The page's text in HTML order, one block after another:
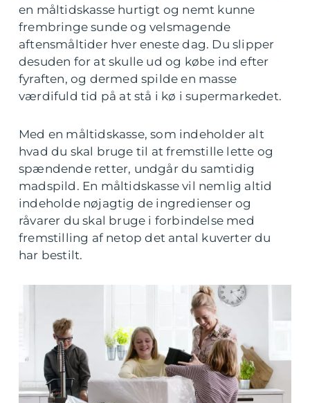
en måltidskasse hurtigt og nemt kunne
frembringe sunde og velsmagende
aftensmåltider hver eneste dag. Du slipper
desuden for at skulle ud og købe ind efter
fyraften, og dermed spilde en masse
værdifuld tid på at stå i kø i supermarkedet.
Med en måltidskasse, som indeholder alt
hvad du skal bruge til at fremstille lette og
spændende retter, undgår du samtidig
madspild. En måltidskasse vil nemlig altid
indeholde nøjagtig de ingredienser og
råvarer du skal bruge i forbindelse med
fremstilling af netop det antal kuverter du
har bestilt.